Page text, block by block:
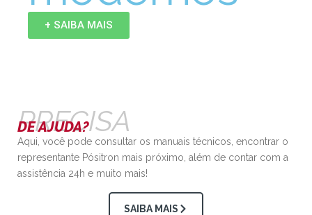
+ SAIBA MAIS
PRECISA
DE AJUDA?
Aqui, você pode consultar os manuais técnicos, encontrar o
representante Pósitron mais próximo, além de contar com a
assistência 24h e muito mais!
SAIBA MAIS